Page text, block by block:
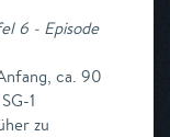
6 - Episode
ca. 90
1
zu